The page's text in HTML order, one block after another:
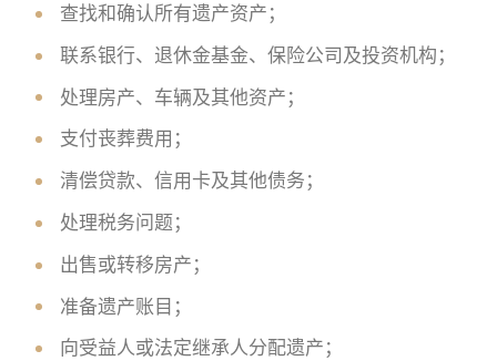
查找和确认所有遗产资产；
联系银行、退休金基金、保险公司及投资机构；
处理房产、车辆及其他资产；
支付丧葬费用；
清偿贷款、信用卡及其他债务；
处理税务问题；
出售或转移房产；
准备遗产账目；
向受益人或法定继承人分配遗产；